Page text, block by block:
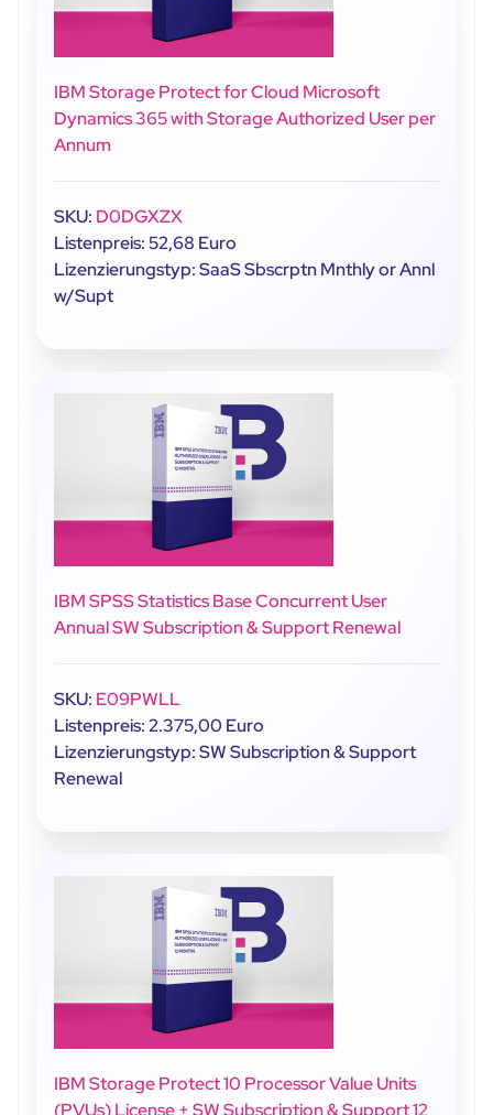
IBM Storage Protect for Cloud Microsoft
Dynamics 365 with Storage Authorized User per
Annum
SKU: D0DGXZX
Listenpreis: 52,68 Euro
Lizenzierungstyp: SaaS Sbscrptn Mnthly or Annl
w/Supt
IBM SPSS Statistics Base Concurrent User
Annual SW Subscription & Support Renewal
SKU: E09PWLL
Listenpreis: 2.375,00 Euro
Lizenzierungstyp: SW Subscription & Support
Renewal
IBM Storage Protect 10 Processor Value Units
(PVUs) License + SW Subscription & Support 12